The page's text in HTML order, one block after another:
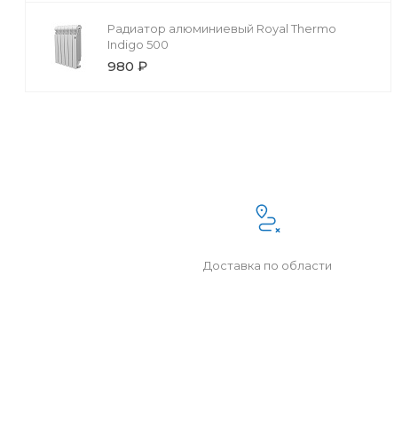
Радиатор алюминиевый Royal Thermo
Indigo 500
980 ₽
Доставка по области